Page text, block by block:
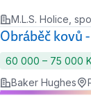
M.L.S. Holice,
Obráběč kovů
60 000 ‍–‍ 75 000
Baker Hughes